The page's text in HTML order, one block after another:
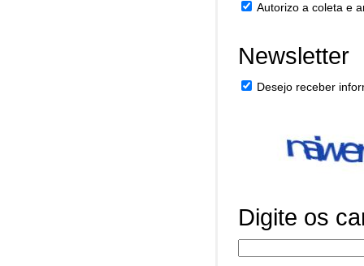
Autorizo a coleta e
Newsletter
Desejo receber
Digite os